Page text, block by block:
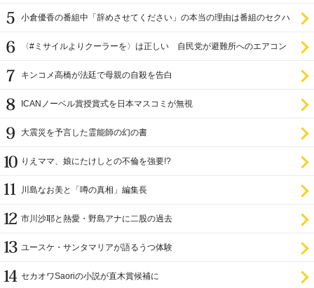
小倉優香の番組中「辞めさせてください」の本当の理由は番組のセクハ
〈#ミサイルよりクーラーを〉は正しい 自民党が避難所へのエアコン
キンコメ高橋が法廷で母親の自殺を告白
ICANノーベル賞授賞式を日本マスコミが無視
大震災を予言した霊能師の幻の書
りえママ、娘にたけしとの不倫を強要!?
川島なお美と「噂の真相」編集長
市川沙耶と熱愛・野島アナに二股の過去
ユースケ・サンタマリアが語るうつ体験
セカオワSaoriの小説が直木賞候補に